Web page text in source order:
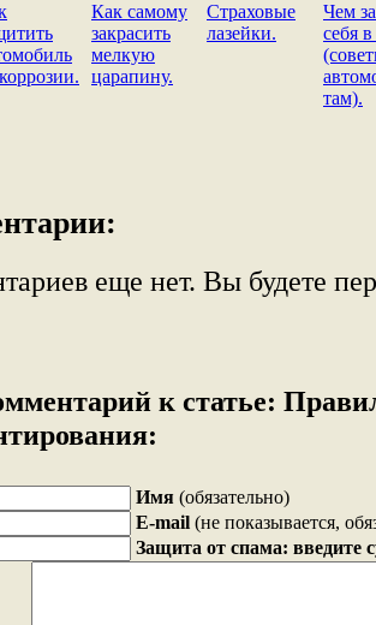
Как самому
закрасить
мелкую
царапину.
Страховые
лазейки.
Чем
себя
там).
еще нет. Вы будете
к статье:
Имя (обязательно)
E-mail (не показывается,
Защита от спама: введите